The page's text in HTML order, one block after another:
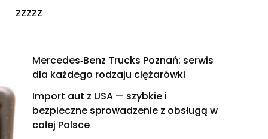
zzzzz
Mercedes‑Benz Trucks Poznań: serwis
dla każdego rodzaju ciężarówki
Import aut z USA — szybkie i
bezpieczne sprowadzenie z obsługą w
całej Polsce